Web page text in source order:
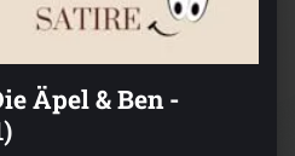
Äpel & Ben -